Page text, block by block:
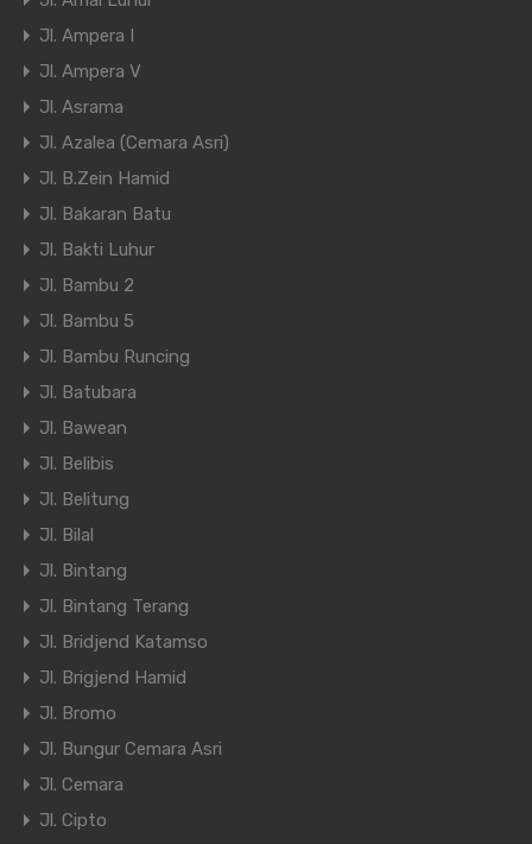
Jl. Ampera I
Jl. Ampera V
Jl. Asrama
Jl. Azalea (Cemara Asri)
Jl. B.Zein Hamid
Jl. Bakaran Batu
Jl. Bakti Luhur
Jl. Bambu 2
Jl. Bambu 5
Jl. Bambu Runcing
Jl. Batubara
Jl. Bawean
Jl. Belibis
Jl. Belitung
Jl. Bilal
Jl. Bintang
Jl. Bintang Terang
Jl. Bridjend Katamso
Jl. Brigjend Hamid
Jl. Bromo
Jl. Bungur Cemara Asri
Jl. Cemara
Jl. Cipto